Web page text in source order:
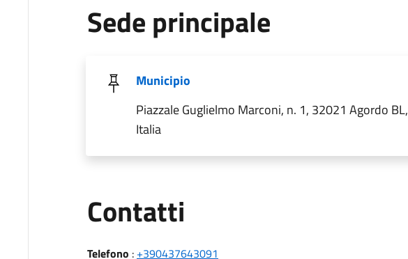
Sede principale
Municipio
Piazzale Guglielmo Marconi, n. 1, 32021 Agordo BL,
Italia
Contatti
Telefono : +390437643091